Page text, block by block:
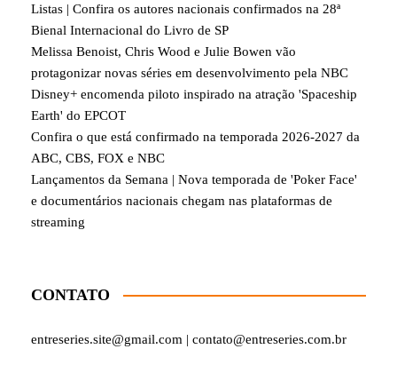
Listas | Confira os autores nacionais confirmados na 28ª
Bienal Internacional do Livro de SP
Melissa Benoist, Chris Wood e Julie Bowen vão
protagonizar novas séries em desenvolvimento pela NBC
Disney+ encomenda piloto inspirado na atração 'Spaceship
Earth' do EPCOT
Confira o que está confirmado na temporada 2026-2027 da
ABC, CBS, FOX e NBC
Lançamentos da Semana | Nova temporada de 'Poker Face'
e documentários nacionais chegam nas plataformas de
streaming
CONTATO
entreseries.site@gmail.com | contato@entreseries.com.br